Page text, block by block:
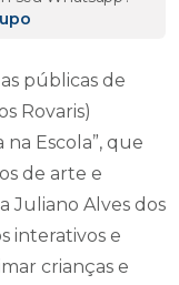
públicas de
Rovaris)
Escola”, que
de arte e
Juliano Alves dos
interativos e
crianças e